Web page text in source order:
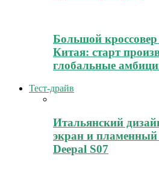
Большой
Китая: старт
глобальные
Тест-драйв
Итальянский
экран и пламенный
Deepal S07